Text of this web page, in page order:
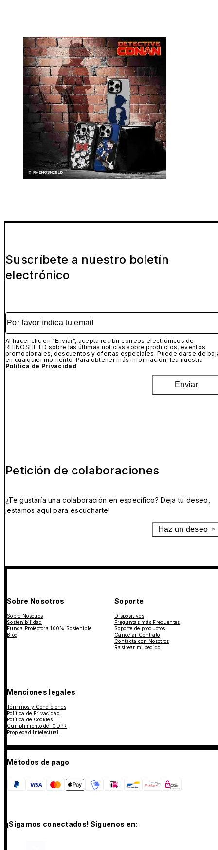
Suscríbete a nuestro boletín
electrónico
Por favor indica tu email
Al hacer clic en “Enviar”, acepta recibir correos electrónicos de
RHINOSHIELD sobre las últimas noticias sobre productos, eventos
promocionales, descuentos y ofertas especiales. Puede darse de
en cualquier momento. Para obtener más información, lea nuestra
Política de Privacidad
Enviar
Petición de colaboraciones
¿Te gustaría una colaboración en específico? Deja tu deseo,
¡estamos aquí para escucharte!
Haz un deseo
Sobre Nosotros
Sobre Nosotros
Sostenibilidad
Funda Protectora 100% Sostenible
Blog
Soporte
Dispositivos
Preguntas más Frecuentes
Soporte de productos
Cancelar Contrato
Contacta con Nosotros
Rastrear mi pedido
Menciones legales
Términos y Condiciones
Política de Privacidad
Política de Cookies
Cumplimiento del GDPR
Propiedad Intelectual
Métodos de pago
¡Sigamos conectados! Síguenos en: